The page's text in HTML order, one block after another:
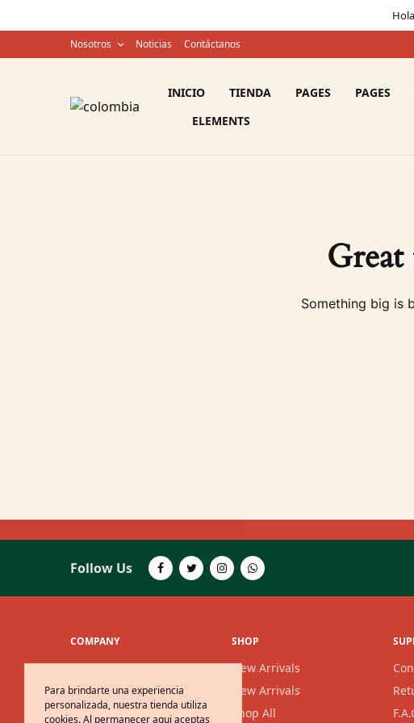
Nosotros Noticias Contáctanos
INICIO TIENDA PAGES PAGES
ELEMENTS
Something big is
Follow Us
COMPANY
Nosotros
Noticias
Contáctanos
SHOP
New Arrivals
New Arrivals
Shop All
Para brindarte una experiencia
personalizada, nuestra tienda utiliza
cookies. Al permanecer aqui aceptas